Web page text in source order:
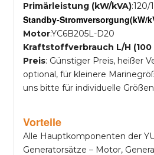
Primärleistung (kW/kVA):120/
Standby-Stromversorgung(kW/
Motor:YC6B205L-D20
Kraftstoffverbrauch L/H (100
Preis: Günstiger Preis, heißer
optional, für kleinere
uns bitte für individuelle Größen
Vorteile
Alle Hauptkomponenten der
Generatorsätze – Motor,